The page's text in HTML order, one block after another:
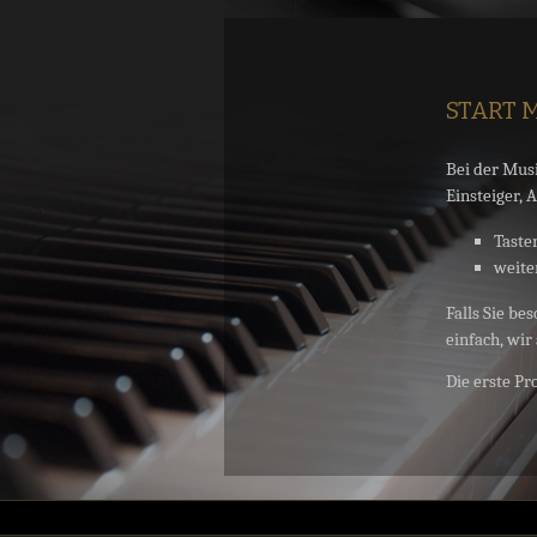
START
Bei der
Einsteiger,
Falls Sie
einfach, wir
Die erste